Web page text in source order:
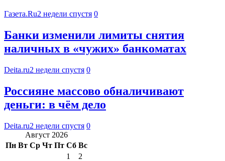
Газета.Ru2 недели спустя 0
Банки изменили лимиты снятия
наличных в «чужих» банкоматах
Deita.ru2 недели спустя 0
Россияне массово обналичивают
деньги: в чём дело
Deita.ru2 недели спустя 0
Август 2026
Пн Вт Ср Чт Пт Сб Вс
1
2